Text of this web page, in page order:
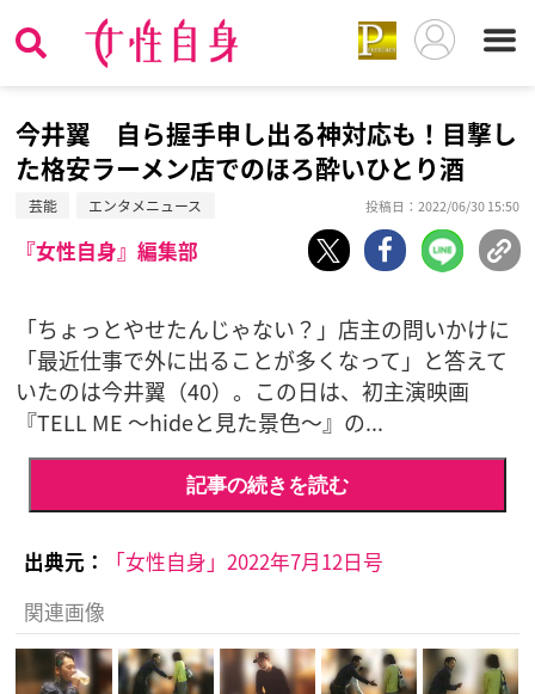
今井翼 自ら握手申し出る神対応も！目撃し
た格安ラーメン店でのほろ酔いひとり酒
芸能 エンタメニュース 投稿日：2022/06/30 15:50
『女性自身』編集部
「ちょっとやせたんじゃない？」店主の問いかけに
「最近仕事で外に出ることが多くなって」と答えて
いたのは今井翼（40）。この日は、初主演映画
『TELL ME 〜hideと見た景色〜』の...
記事の続きを読む
出典元：
「女性自身」2022年7月12日号
関連画像